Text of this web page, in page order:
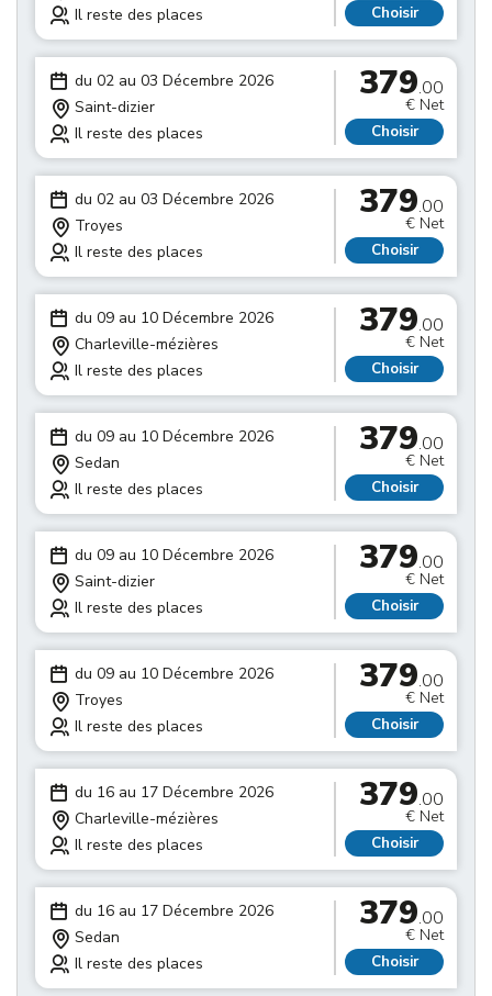
Il reste des places
Choisir
du 02 au 03 Décembre 2026
Saint-dizier
Il reste des places
379.00
€ Net
Choisir
du 02 au 03 Décembre 2026
Troyes
Il reste des places
379.00
€ Net
Choisir
du 09 au 10 Décembre 2026
Charleville-mézières
Il reste des places
379.00
€ Net
Choisir
du 09 au 10 Décembre 2026
Sedan
Il reste des places
379.00
€ Net
Choisir
du 09 au 10 Décembre 2026
Saint-dizier
Il reste des places
379.00
€ Net
Choisir
du 09 au 10 Décembre 2026
Troyes
Il reste des places
379.00
€ Net
Choisir
du 16 au 17 Décembre 2026
Charleville-mézières
Il reste des places
379.00
€ Net
Choisir
du 16 au 17 Décembre 2026
Sedan
Il reste des places
379.00
€ Net
Choisir